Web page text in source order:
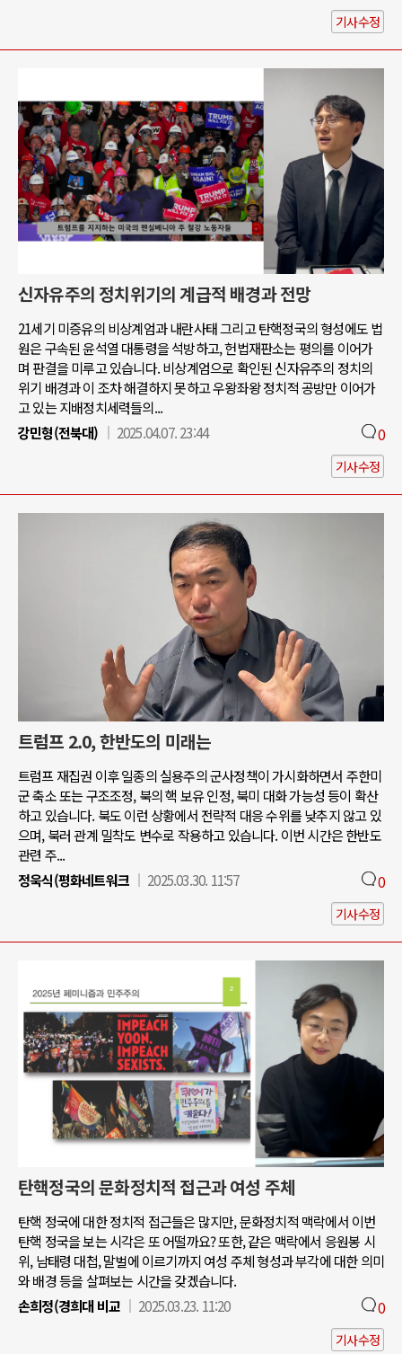
기사수정
신자유주의 정치위기의 계급적 배경과 전망
21세기 미증유의 비상계엄과 내란사태 그리고 탄핵정국의 형성에도 법
원은 구속된 윤석열 대통령을 석방하고, 헌법재판소는 평의를 이어가
며 판결을 미루고 있습니다. 비상계엄으로 확인된 신자유주의 정치의
위기 배경과 이 조차 해결하지 못하고 우왕좌왕 정치적 공방만 이어가
고 있는 지배정치세력들의...
강민형(전북대)
2025.04.07. 23:44 0
기사수정
트럼프 2.0, 한반도의 미래는
트럼프 재집권 이후 일종의 실용주의 군사정책이 가시화하면서 주한미
군 축소 또는 구조조정, 북의 핵 보유 인정, 북미 대화 가능성 등이 확산
하고 있습니다. 북도 이런 상황에서 전략적 대응 수위를 낮추지 않고 있
으며, 북러 관계 밀착도 변수로 작용하고 있습니다. 이번 시간은 한반도
관련 주...
정욱식(평화네트워크
2025.03.30. 11:57 0
기사수정
탄핵정국의 문화정치적 접근과 여성 주체
탄핵 정국에 대한 정치적 접근들은 많지만, 문화정치적 맥락에서 이번
탄핵 정국을 보는 시각은 또 어떨까요? 또한, 같은 맥락에서 응원봉 시
위, 남태령 대첩, 말벌에 이르기까지 여성 주체 형성과 부각에 대한 의미
와 배경 등을 살펴보는 시간을 갖겠습니다.
손희정(경희대 비교
2025.03.23. 11:20 0
기사수정